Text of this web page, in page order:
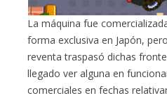
La máquina fue
forma exclusiva en Japón,
reventa traspasó dichas
llegado ver alguna en
comerciales en fechas